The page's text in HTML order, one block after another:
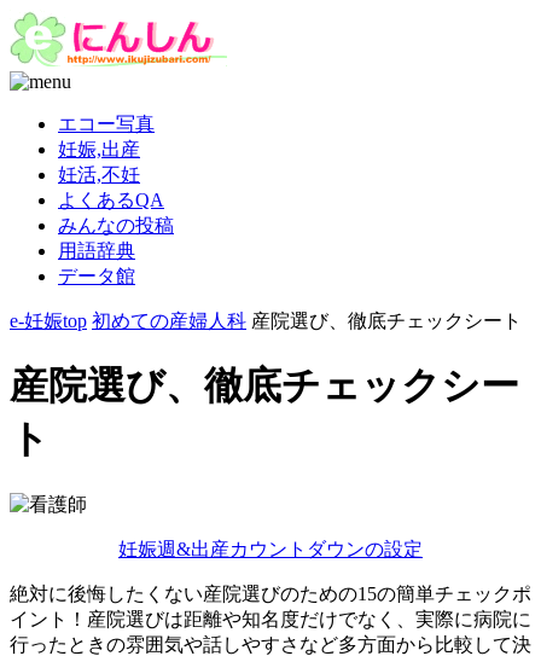
エコー写真
妊娠,出産
妊活,不妊
よくあるQA
みんなの投稿
用語辞典
データ館
e-妊娠top 初めての産婦人科 産院選び、徹底チェックシート
産院選び、徹底チェックシー
ト
妊娠週&出産カウントダウンの設定
絶対に後悔したくない産院選びのための15の簡単チェックポ
イント！産院選びは距離や知名度だけでなく、実際に病院に
行ったときの雰囲気や話しやすさなど多方面から比較して決